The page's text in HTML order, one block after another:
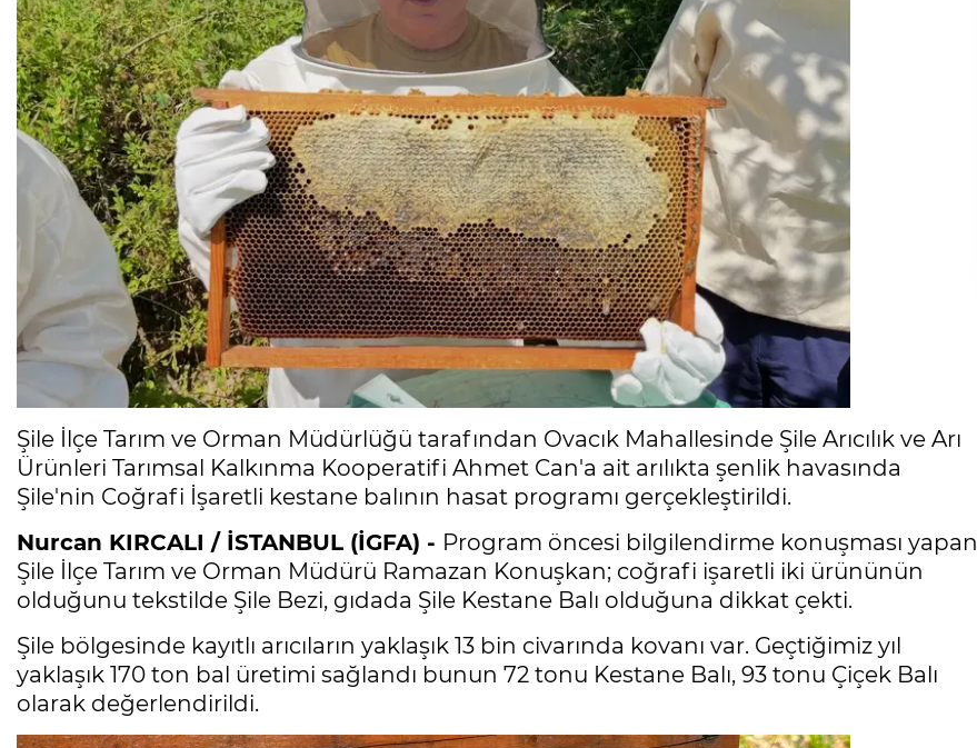
Şile İlçe Tarım ve Orman Müdürlüğü tarafından Ovacık Mahallesinde Şile Arıcılık ve Arı
Ürünleri Tarımsal Kalkınma Kooperatifi Ahmet Can'a ait arılıkta şenlik havasında
Şile'nin Coğrafi İşaretli kestane balının hasat programı gerçekleştirildi.
Nurcan KIRCALI / İSTANBUL (İGFA) - Program öncesi bilgilendirme konuşması yapan
Şile İlçe Tarım ve Orman Müdürü Ramazan Konuşkan; coğrafi işaretli iki ürününün
olduğunu tekstilde Şile Bezi, gıdada Şile Kestane Balı olduğuna dikkat çekti.
Şile bölgesinde kayıtlı arıcıların yaklaşık 13 bin civarında kovanı var. Geçtiğimiz yıl
yaklaşık 170 ton bal üretimi sağlandı bunun 72 tonu Kestane Balı, 93 tonu Çiçek Balı
olarak değerlendirildi.